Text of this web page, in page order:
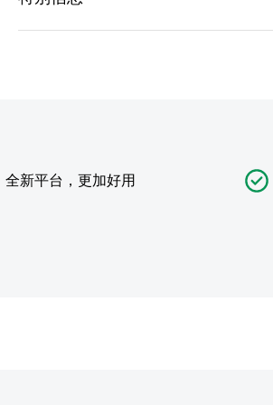
全新平台，更加好用